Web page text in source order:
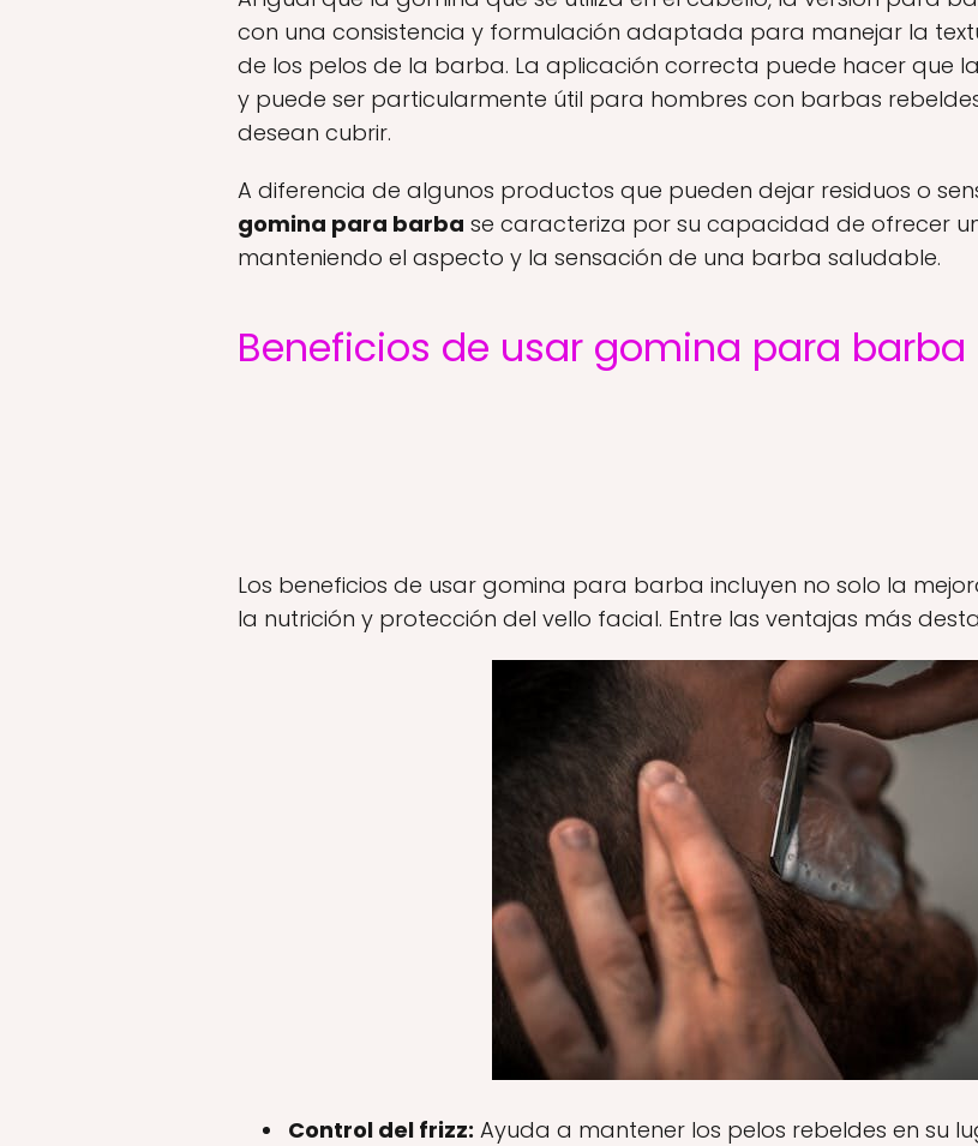
con una consistencia y formulación adaptada para manejar la
de los pelos de la barba. La aplicación correcta puede hacer que
y puede ser particularmente útil para hombres con barbas
desean cubrir.
A diferencia de algunos productos que pueden dejar residuos o
gomina para barba se caracteriza por su capacidad de ofrecer
manteniendo el aspecto y la sensación de una barba saludable.
Beneficios de usar gomina para barba
Los beneficios de usar gomina para barba incluyen no solo la
la nutrición y protección del vello facial. Entre las ventajas más
Control del frizz: Ayuda a mantener los pelos rebeldes en su